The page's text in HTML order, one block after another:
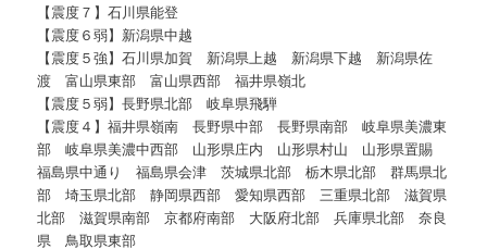
【震度７】石川県能登
【震度６弱】新潟県中越
【震度５強】石川県加賀 新潟県上越 新潟県下越 新潟県佐
渡 富山県東部 富山県西部 福井県嶺北
【震度５弱】長野県北部 岐阜県飛騨
【震度４】福井県嶺南 長野県中部 長野県南部 岐阜県美濃東
部 岐阜県美濃中西部 山形県庄内 山形県村山 山形県置賜
福島県中通り 福島県会津 茨城県北部 栃木県北部 群馬県北
部 埼玉県北部 静岡県西部 愛知県西部 三重県北部 滋賀県
北部 滋賀県南部 京都府南部 大阪府北部 兵庫県北部 奈良
県 鳥取県東部